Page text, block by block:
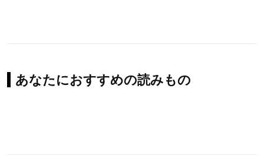
あなたにおすすめの読みもの